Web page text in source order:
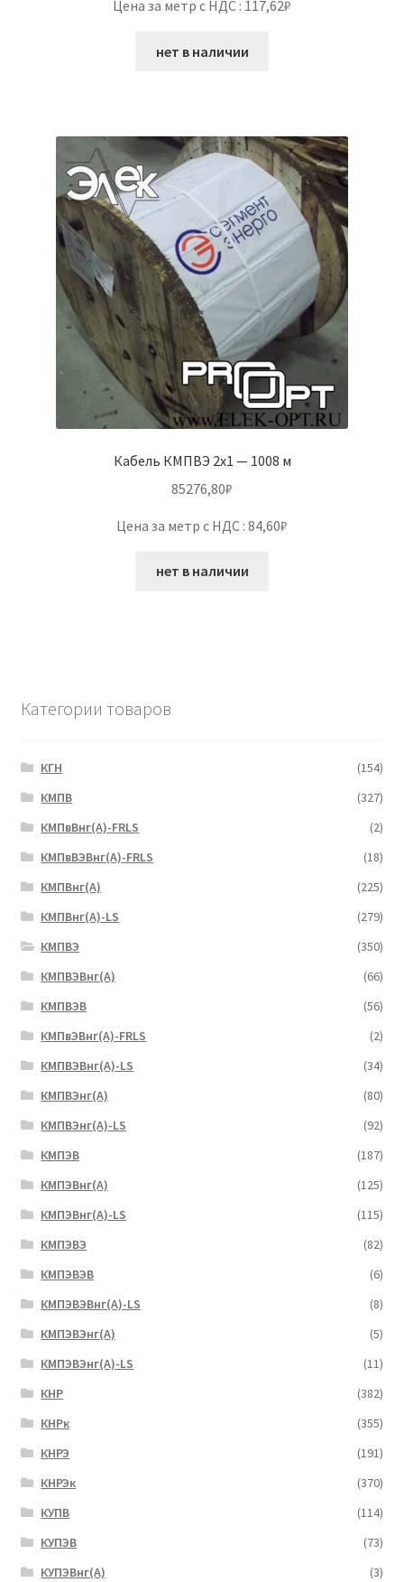
Цена за метр с НДС : 117,62₽
нет в наличии
Кабель КМПВЭ 2х1 — 1008 м
85276,80₽
Цена за метр с НДС : 84,60₽
нет в наличии
Категории товаров
КГН
(154)
КМПВ
(327)
КМПвВнг(А)-FRLS
(2)
КМПвВЭВнг(А)-FRLS
(18)
КМПВнг(А)
(225)
КМПВнг(А)-LS
(279)
КМПВЭ
(350)
КМПВЭBнг(А)
(66)
КМПВЭВ
(56)
КМПвЭВнг(А)-FRLS
(2)
КМПВЭВнг(А)-LS
(34)
КМПВЭнг(А)
(80)
КМПВЭнг(А)-LS
(92)
КМПЭВ
(187)
КМПЭВнг(А)
(125)
КМПЭВнг(А)-LS
(115)
КМПЭВЭ
(82)
КМПЭВЭВ
(6)
КМПЭВЭВнг(А)-LS
(8)
КМПЭВЭнг(А)
(5)
КМПЭВЭнг(А)-LS
(11)
КНР
(382)
КНРк
(355)
КНРЭ
(191)
КНРЭк
(370)
КУПВ
(114)
КУПЭВ
(73)
КУПЭВнг(А)
(3)